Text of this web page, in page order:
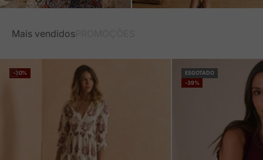
Mais vendidos
-30%
ESGOTADO
-39%